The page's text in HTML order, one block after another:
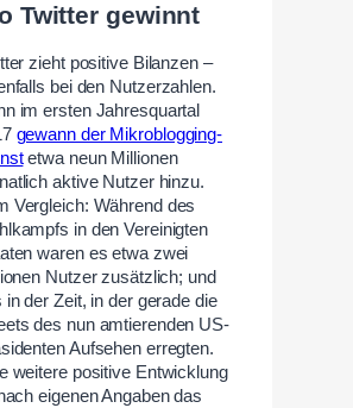
Twitter gewinnt
zieht positive Bilanzen –
bei den Nutzerzahlen.
im ersten Jahresquartal
gewann der Mikroblogging-
etwa neun Millionen
aktive Nutzer hinzu.
Vergleich: Während des
in den Vereinigten
waren es etwa zwei
Nutzer zusätzlich; und
in der Zeit, in der gerade die
des nun amtierenden US-
Aufsehen erregten.
weitere positive Entwicklung
eigenen Angaben das